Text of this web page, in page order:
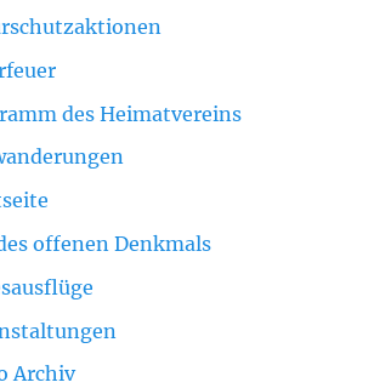
des Heimatvereins
offenen Denkmals
Archiv